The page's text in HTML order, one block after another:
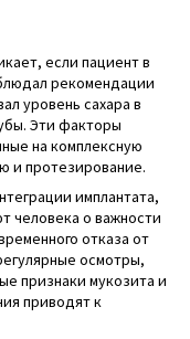
если пациент в
рекомендации
уровень сахара в
Эти факторы
на комплексную
и протезирование.
имплантата,
человека о важности
отказа от
осмотры,
признаки мукозита и
приводят к